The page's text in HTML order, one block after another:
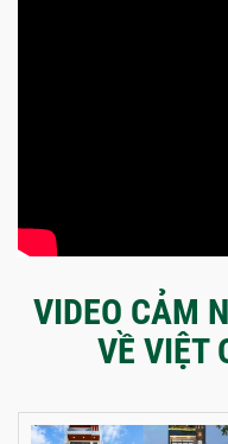
VIDEO CẢM
VỀ VIỆT